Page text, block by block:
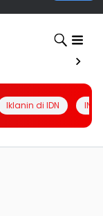
Iklanin di IDN